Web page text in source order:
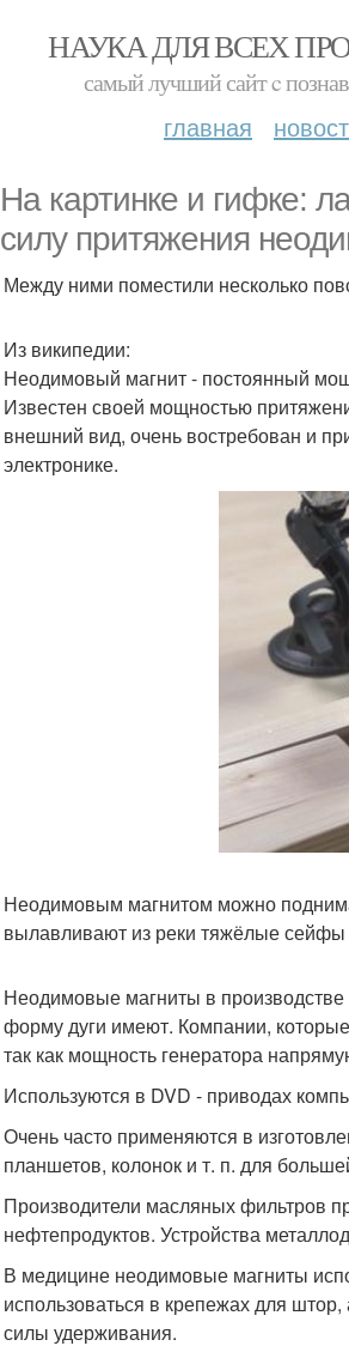
НАУКА ДЛЯ ВСЕХ
самый лучший сайт c
главная
На картинке и гифке:
силу притяжения
Между ними поместили несколько
Из википедии:
Неодимовый магнит - постоянный
Известен своей мощностью
внешний вид, очень востребован и
электронике.
Неодимовым магнитом можно
вылавливают из реки тяжёлые
Неодимовые магниты в
форму дуги имеют. Компании,
так как мощность генератора
Используются в DVD - приводах
Очень часто применяются в
планшетов, колонок и т. п. для
Производители масляных фильтров
нефтепродуктов. Устройства
В медицине неодимовые магниты
использоваться в крепежах для
силы удерживания.